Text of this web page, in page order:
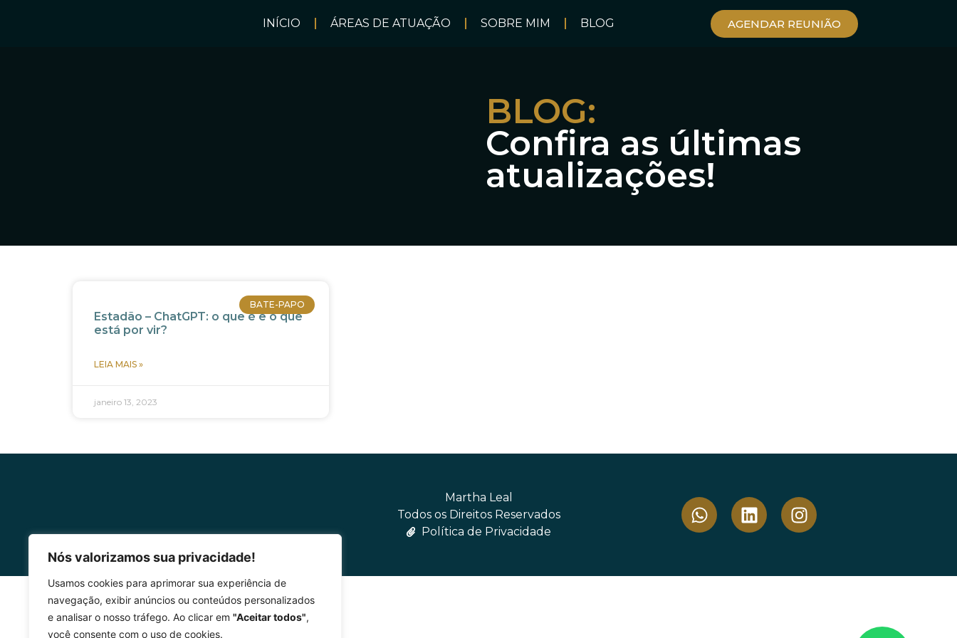
Nós valorizamos sua privacidade!
Usamos cookies para aprimorar sua experiência de
navegação, exibir anúncios ou conteúdos personalizados
e analisar o nosso tráfego. Ao clicar em "Aceitar todos",
você consente com o uso de cookies.
INÍCIO ÁREAS DE ATUAÇÃO SOBRE MIM BLOG AGENDAR REUNIÃO
BLOG:
Confira as últimas
atualizações!
BATE-PAPO
Estadão – ChatGPT: o que é e o que
está por vir?
LEIA MAIS »
janeiro 13, 2023
Martha Leal
Todos os Direitos Reservados
Política de Privacidade